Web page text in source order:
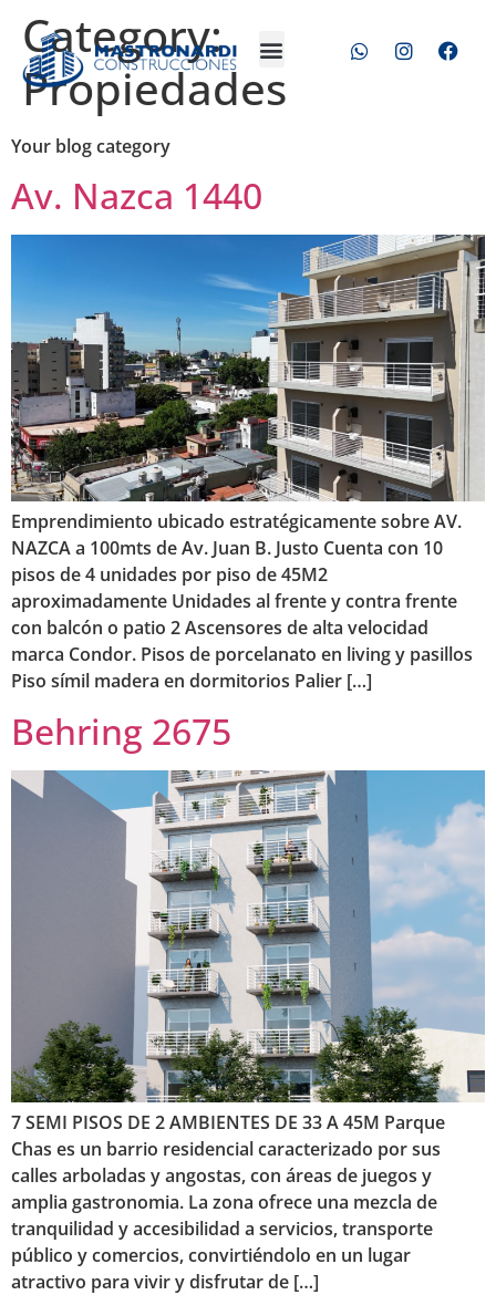
Category:
Propiedades
Your blog category
Av. Nazca 1440
Emprendimiento ubicado estratégicamente sobre AV.
NAZCA a 100mts de Av. Juan B. Justo Cuenta con 10
pisos de 4 unidades por piso de 45M2
aproximadamente Unidades al frente y contra frente
con balcón o patio 2 Ascensores de alta velocidad
marca Condor. Pisos de porcelanato en living y pasillos
Piso símil madera en dormitorios Palier […]
Behring 2675
7 SEMI PISOS DE 2 AMBIENTES DE 33 A 45M Parque
Chas es un barrio residencial caracterizado por sus
calles arboladas y angostas, con áreas de juegos y
amplia gastronomia. La zona ofrece una mezcla de
tranquilidad y accesibilidad a servicios, transporte
público y comercios, convirtiéndolo en un lugar
atractivo para vivir y disfrutar de […]